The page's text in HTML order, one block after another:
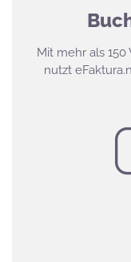
Mit mehr als
nutzt